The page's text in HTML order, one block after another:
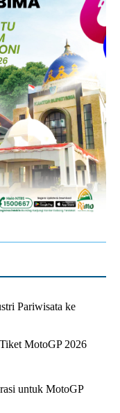
Pariwisata ke
MotoGP 2026
untuk MotoGP